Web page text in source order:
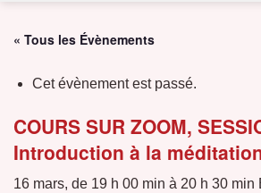
« Tous les Évènements
Cet évènement est passé.
COURS SUR ZOOM,
Introduction à la
16 mars, de 19 h 00 min à 20 h 30 min